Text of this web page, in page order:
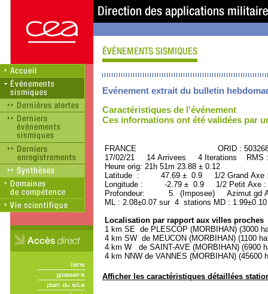
Evénement extrait du bulletin
Caractéristiques de l'événement
Ces informations ont été validées par
FRANCE ORID :
17/02/21 14 Arrivees 4 Iterations RMS
Heure orig: 21h 51m 23.88 ± 0.12
Latitude : 47.69 ± 0.9 1/2 Grand
Longitude : -2.79 ± 0.9 1/2 Petit Axe
Profondeur: 5. (Imposee) Azimut gd
ML : 2.08±0.07 sur 4 stations MD :
Localisation par rapport aux villes proches
1 km SE de PLESCOP (MORBIHAN) (3000
4 km SW de MEUCON (MORBIHAN) (1100
4 km W de SAINT-AVE (MORBIHAN) (6900
4 km NNW de VANNES (MORBIHAN) (45600
Afficher les caractéristiques détaillées